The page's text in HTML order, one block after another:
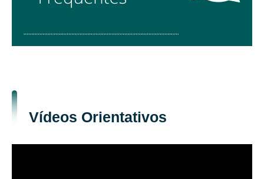
Vídeos Orientativos